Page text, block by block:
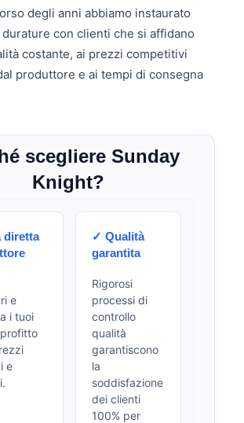
degli anni abbiamo instaurato
con clienti che si affidano
costante, ai prezzi competitivi
produttore e ai tempi di consegna
scegliere Sunday
Knight?
diretta
e
i tuoi
e
✓ Qualità
garantita
Rigorosi
processi di
controllo
qualità
garantiscono
la
soddisfazione
dei clienti
100% per